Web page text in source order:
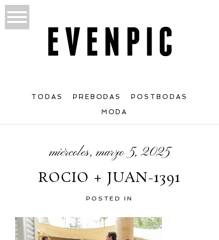
TODAS PREBODAS POSTBODAS
MODA
miércoles, marzo 5, 2025
ROCIO + JUAN-1391
POSTED IN